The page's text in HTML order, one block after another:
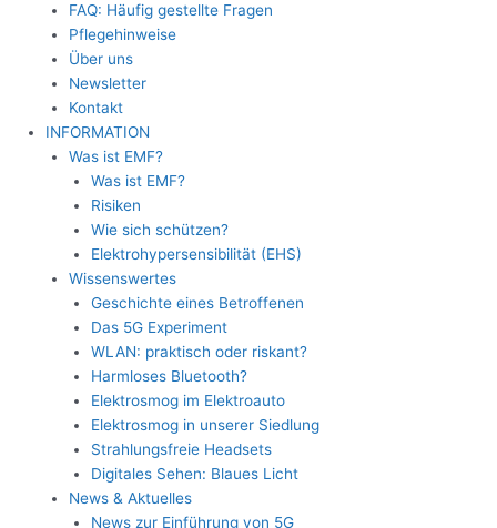
FAQ: Häufig gestellte Fragen
Pflegehinweise
Über uns
Newsletter
Kontakt
INFORMATION
Was ist EMF?
Was ist EMF?
Risiken
Wie sich schützen?
Elektrohypersensibilität (EHS)
Wissenswertes
Geschichte eines Betroffenen
Das 5G Experiment
WLAN: praktisch oder riskant?
Harmloses Bluetooth?
Elektrosmog im Elektroauto
Elektrosmog in unserer Siedlung
Strahlungsfreie Headsets
Digitales Sehen: Blaues Licht
News & Aktuelles
News zur Einführung von 5G